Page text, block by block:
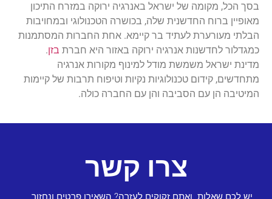
בסך הכל, מקומה של ישראל באנרגיה ירוקה במזרח התיכון
מאופיין ברוח החדשנית שלה, בכושרה הטכנולוגי ובמחויבות
הבלתי מעורערת לעתיד בר קיימא. אחת החברות המסתמנות
כמגדלור לחדשנות אנרגיה ירוקה באזור היא חברת בזן.
מדינת ישראל משמשת מודל למינוף מקורות אנרגיה
מתחדשים, קידום טכנולוגיות נקיות וטיפוח תרבות של קיימות
המיטיבה הן עם הסביבה והן עם החברה כולה.
צרו קשר
יש לכם שאלות ואתם זקוקים לעזרה? השאירו פרטים ונחזור